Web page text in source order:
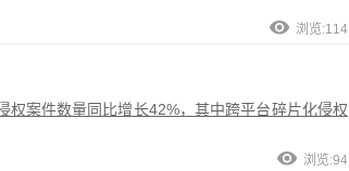
浏览:114
案件数量同比增长42%，其中跨平台碎片化侵权
浏览:94